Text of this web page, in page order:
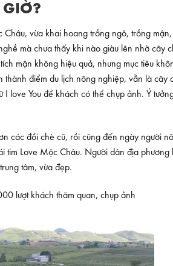
GIỜ?
vừa khai hoang trồng ngô, trồng mận,
mà chưa thấy khi nào giàu lên nhờ cây
mận không hiệu quả, nhưng mục tiêu
điểm du lịch nông nghiệp, vẫn là cây
love You để khách có thể chụp ảnh. Ý
các đồi chè cũ, rồi cũng đến ngày người
tim Love Mộc Châu. Người dân địa phương
tâm, vừa đẹp.
lượt khách thăm quan, chụp ảnh